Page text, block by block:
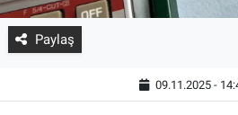
Paylaş
09.11.2025 -